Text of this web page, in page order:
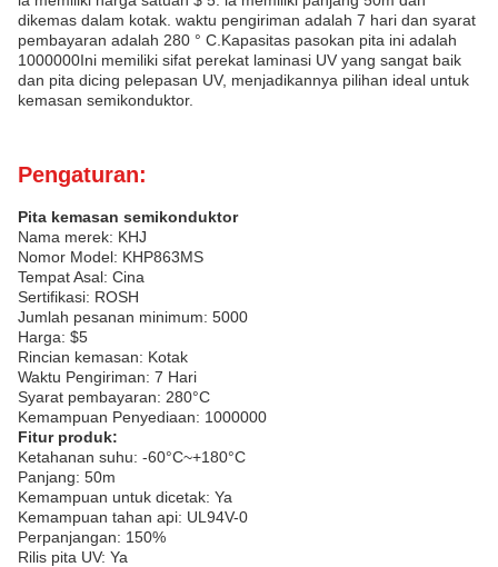
dikemas dalam kotak. waktu pengiriman adalah 7 hari dan syarat
pembayaran adalah 280 ° C.Kapasitas pasokan pita ini adalah
1000000Ini memiliki sifat perekat laminasi UV yang sangat baik
dan pita dicing pelepasan UV, menjadikannya pilihan ideal untuk
kemasan semikonduktor.
Pengaturan:
Pita kemasan semikonduktor
Nama merek: KHJ
Nomor Model: KHP863MS
Tempat Asal: Cina
Sertifikasi: ROSH
Jumlah pesanan minimum: 5000
Harga: $5
Rincian kemasan: Kotak
Waktu Pengiriman: 7 Hari
Syarat pembayaran: 280°C
Kemampuan Penyediaan: 1000000
Fitur produk:
Ketahanan suhu: -60°C~+180°C
Panjang: 50m
Kemampuan untuk dicetak: Ya
Kemampuan tahan api: UL94V-0
Perpanjangan: 150%
Rilis pita UV: Ya